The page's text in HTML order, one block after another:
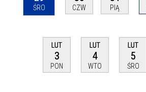
ŚRO CZW PIĄ
LUT
3
PON
LUT
4
WTO
LUT
5
ŚRO